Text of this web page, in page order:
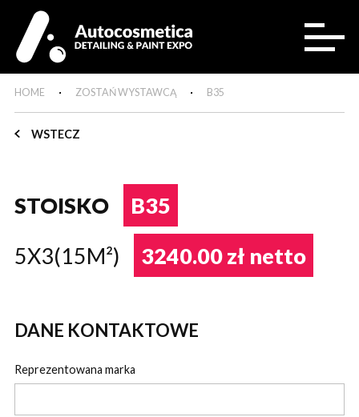
HOME ZOSTAŃ WYSTAWCĄ B35
WSTECZ
STOISKO
B35
5X3(15M²)
3240.00 zł netto
DANE KONTAKTOWE
Reprezentowana marka